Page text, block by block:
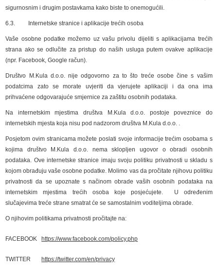
sigurnosnim i drugim postavkama kako biste to onemogućili.
6.3. Internetske stranice i aplikacije trećih osoba
Vaše osobne podatke možemo uz vašu privolu dijeliti s aplikacijama trećih
strana ako se odlučite za pristup do naših usluga putem ovakve aplikacije
(npr. Facebook, Google račun).
Društvo M.Kula d.o.o. nije odgovorno za to što treće osobe čine s vašim
podatcima zato se morate uvjeriti da vjerujete aplikaciji i da ona ima
prihvaćene odgovarajuće smjernice za zaštitu osobnih podataka.
Na internetskim mjestima društva M.Kula d.o.o. postoje poveznice do
internetskih mjesta koja nisu pod nadzorom društva M.Kula d.o.o. .
Posjetom ovim stranicama možete poslati svoje informacije trećim osobama s
kojima društvo M.Kula d.o.o. nema sklopljen ugovor o obradi osobnih
podataka. Ove internetske stranice imaju svoju politiku privatnosti u skladu s
kojom obrađuju vaše osobne podatke. Molimo vas da pročitate njihovu politiku
privatnosti da se upoznate s načinom obrade vaših osobnih podataka na
internetskim mjestima trećih osoba koje posjećujete. U određenim
slučajevima treće strane smatrat će se samostalnim voditeljima obrade.
O njihovim politikama privatnosti pročitajte na:
FACEBOOK https://www.facebook.com/policy.php
TWITTER https://twitter.com/en/privacy